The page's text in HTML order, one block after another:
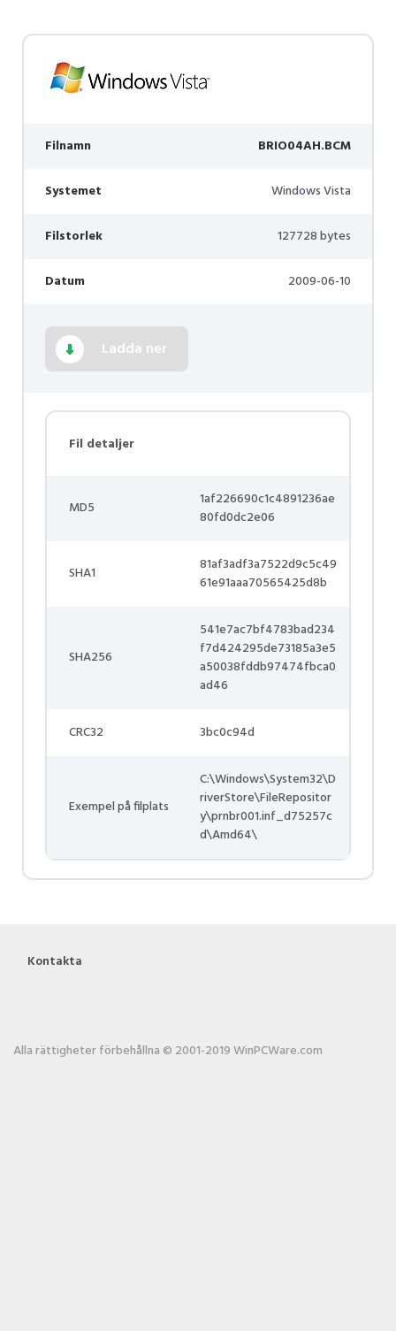
Filnamn BRIO04AH.BCM
Systemet Windows Vista
Filstorlek 127728 bytes
Datum 2009-06-10
Ladda ner
Fil detaljer
MD5
1af226690c1c4891236ae
80fd0dc2e06
SHA1
81af3adf3a7522d9c5c49
61e91aaa70565425d8b
SHA256
541e7ac7bf4783bad234
f7d424295de73185a3e5
a50038fddb97474fbca0
ad46
CRC32 3bc0c94d
Exempel på filplats
C:\Windows\System32\D
riverStore\FileRepositor
y\prnbr001.inf_d75257c
d\Amd64\
Kontakta
Alla rättigheter förbehållna © 2001-2019 WinPCWare.com